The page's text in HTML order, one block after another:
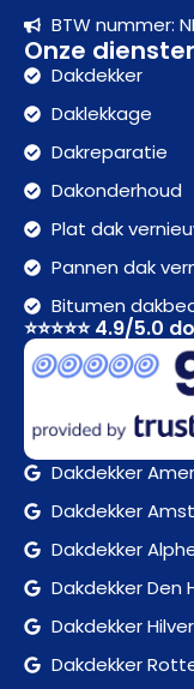
BTW nummer:
Onze
Dakdekker
Daklekkage
Dakreparatie
Dakonderhoud
Plat dak
Pannen dak
Bitumen
⭐⭐⭐⭐⭐ 4.9/
Dakdekker
Dakdekker
Dakdekker
Dakdekker Den
Dakdekker
Dakdekker